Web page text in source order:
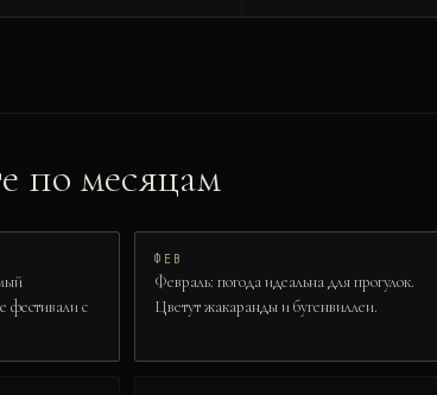
е по месяцам
фестивали с
ФЕВ
Февраль: погода идеальна для прогулок.
Цветут жакаранды и бугенвиллеи.